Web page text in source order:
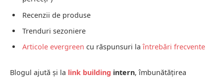
Recenzii de produse
Trenduri sezoniere
Articole evergreen cu răspunsuri laîntrebări frecvente
Blogul ajută și la link building intern, îmbunătățirea